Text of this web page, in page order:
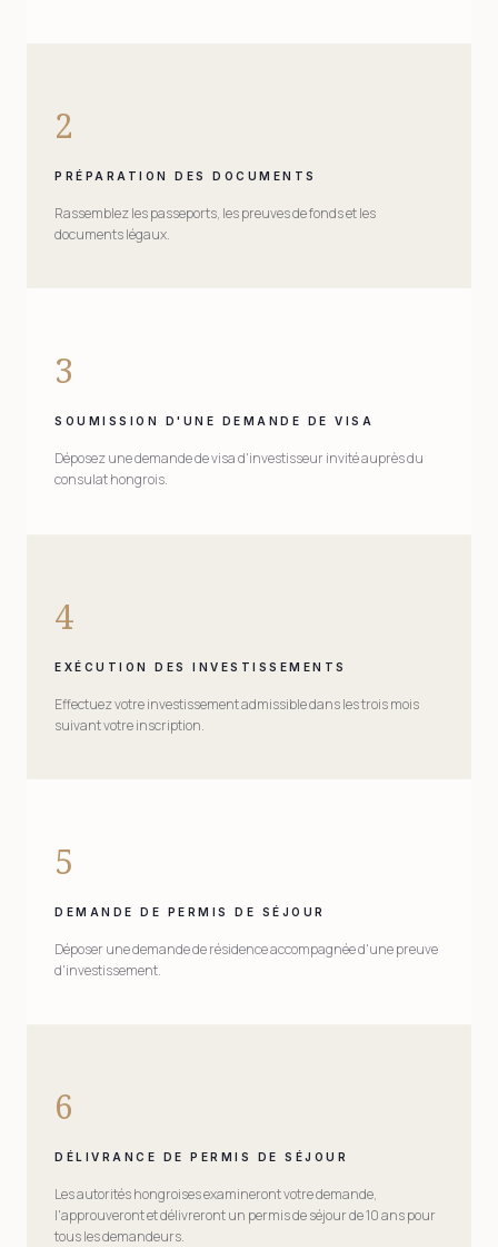
2
PRÉPARATION DES DOCUMENTS
Rassemblez les passeports, les preuves de fonds et les
documents légaux.
3
SOUMISSION D'UNE DEMANDE DE VISA
Déposez une demande de visa d'investisseur invité auprès du
consulat hongrois.
4
EXÉCUTION DES INVESTISSEMENTS
Effectuez votre investissement admissible dans les trois mois
suivant votre inscription.
5
DEMANDE DE PERMIS DE SÉJOUR
Déposer une demande de résidence accompagnée d'une preuve
d'investissement.
6
DÉLIVRANCE DE PERMIS DE SÉJOUR
Les autorités hongroises examineront votre demande,
l'approuveront et délivreront un permis de séjour de 10 ans pour
tous les demandeurs.